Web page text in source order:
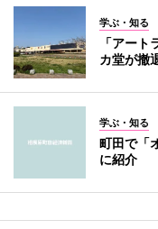
学ぶ・知る
「アー
カ堂が撤
学ぶ・知る
町田で「
に紹介